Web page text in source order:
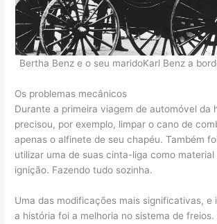
Bertha Benz e o seu maridoKarl Benz a
Os problemas mecânicos
Durante a primeira viagem de automóvel da
precisou, por exemplo, limpar o cano de
apenas o alfinete de seu chapéu. Também
utilizar uma de suas cinta-liga como
ignição. Fazendo tudo sozinha.
Uma das modificações mais significativas, e
a história foi a melhoria no sistema de freios.